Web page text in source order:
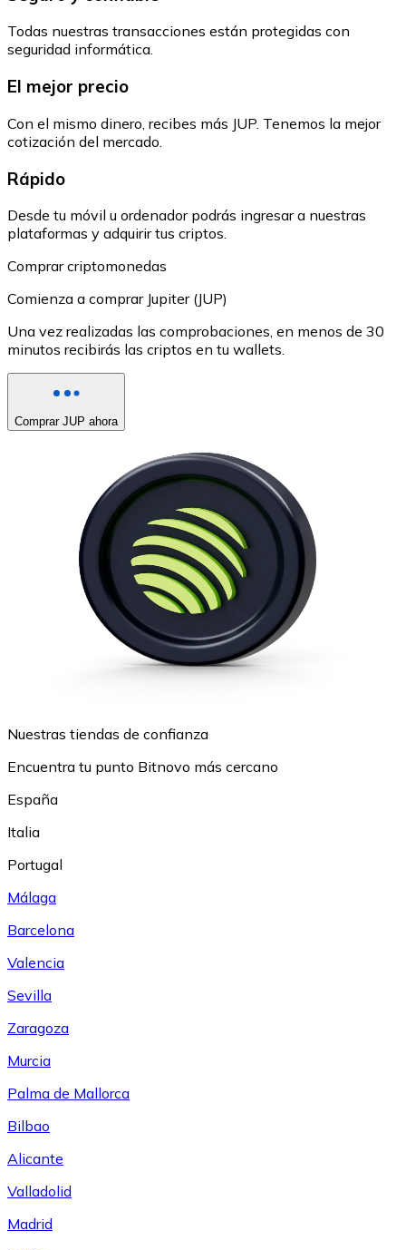
Todas nuestras transacciones están protegidas con
seguridad informática.
El mejor precio
Con el mismo dinero, recibes más JUP. Tenemos la mejor
cotización del mercado.
Rápido
Desde tu móvil u ordenador podrás ingresar a nuestras
plataformas y adquirir tus criptos.
Comprar criptomonedas
Comienza a comprar Jupiter (JUP)
Una vez realizadas las comprobaciones, en menos de 30
minutos recibirás las criptos en tu wallets.
Comprar JUP ahora
Nuestras tiendas de confianza
Encuentra tu punto Bitnovo más cercano
España
Italia
Portugal
Málaga
Barcelona
Valencia
Sevilla
Zaragoza
Murcia
Palma de Mallorca
Bilbao
Alicante
Valladolid
Madrid